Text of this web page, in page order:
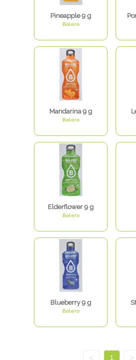
Pineapple 9 g
Bolero
Mandarina 9 g
Bolero
Elderflower 9 g
Bolero
Blueberry 9 g
Bolero
< 1 >